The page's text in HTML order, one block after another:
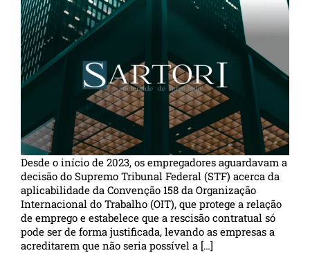
Desde o início de 2023, os empregadores aguardavam a
decisão do Supremo Tribunal Federal (STF) acerca da
aplicabilidade da Convenção 158 da Organização
Internacional do Trabalho (OIT), que protege a relação
de emprego e estabelece que a rescisão contratual só
pode ser de forma justificada, levando as empresas a
acreditarem que não seria possível a […]